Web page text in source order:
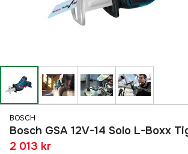
BOSCH
Bosch GSA 12V-14 Solo L-Boxx
2 013 kr